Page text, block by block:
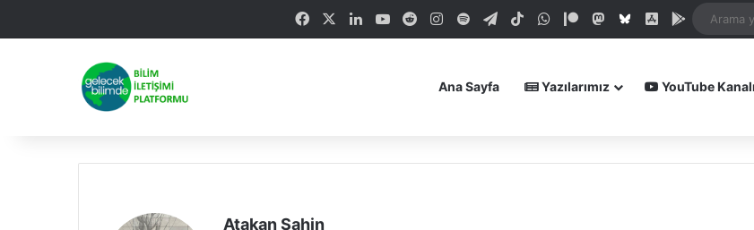
FacebookLinkedInYouTubeRedditInstagram
SpotifyTelegramTikTokWhatsApp
PatreonMastodonBluesky
iOS Android
Ana Sayfa Yazılarımız YouTube
Atakan Şahin